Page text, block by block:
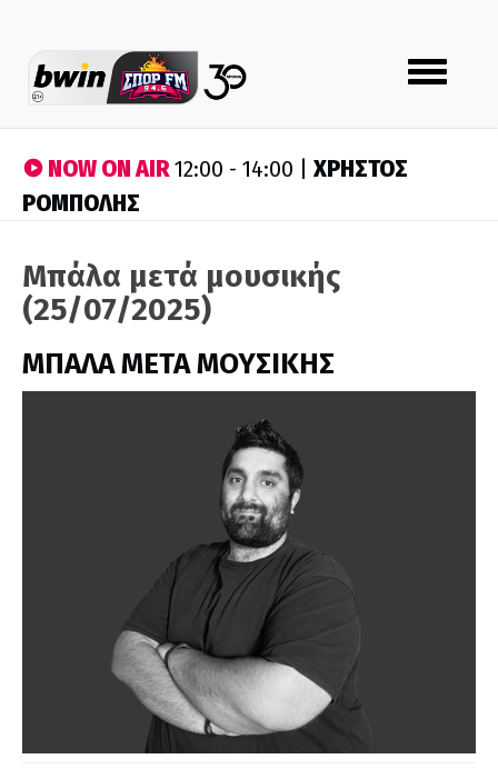
Toggle
navigation
NOW ON AIR12:00 - 14:00 | ΧΡΗΣΤΟΣ
ΡΟΜΠΟΛΗΣ
Μπάλα μετά μουσικής
(25/07/2025)
ΜΠΑΛΑ ΜΕΤΑ ΜΟΥΣΙΚΗΣ